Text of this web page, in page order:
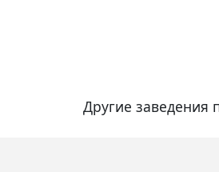
Другие заведения